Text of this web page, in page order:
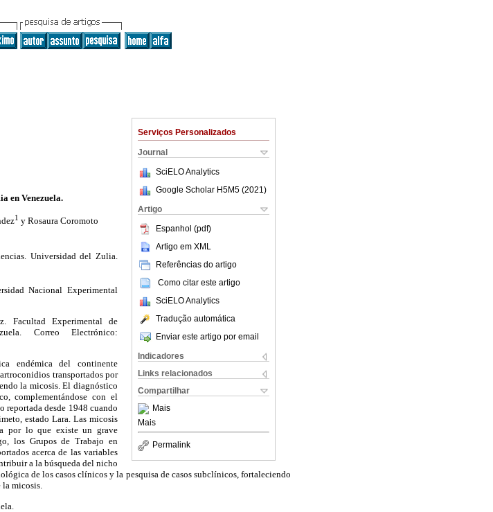
Serviços Personalizados
Journal
SciELO Analytics
Google Scholar H5M5 (2021 )
Artigo
Espanhol (pdf)
Artigo em XML
Referências do artigo
Como citar este artigo
SciELO Analytics
Tradução automática
Enviar este artigo por email
Indicadores
Links relacionados
Compartilhar
Mais
Mais
Permalink
en Venezuela.
1 y Rosaura Coromoto
Universidad del Zulia.
Nacional Experimental
Facultad Experimental de
Correo Electrónico:
endémica del continente
transportados por
la micosis. El diagnóstico
complementándose con el
desde 1948 cuando
estado Lara. Las micosis
por lo que existe un grave
los Grupos de Trabajo en
acerca de las variables
a la búsqueda del nicho
de los casos clínicos y la pesquisa de casos subclínicos, fortaleciendo
la micosis.